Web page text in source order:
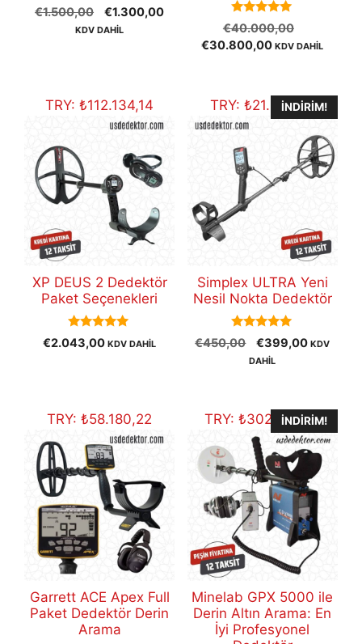
5.00
out of 5
€1.500,00
Orijinal
fiyat:
€1.300,00Şu
KDV DAHİL
5.00
out of 5
€40.000,00
fiyat:
€30.800,00Şu
€30.800,00.
KDV DAHİL
TRY:₺112.134,14
XP DEUS 2 Dedektör
Paket Seçenekleri
5.00
out of 5
€2.043,00 KDV DAHİL
TRY: ₺21.899,91
İNDIRIM!
Simplex ULTRA Yeni
Nesil Nokta Dedektör
5.00
out of 5
€450,00
Orijinal
fiyat:
€399,00Şu
KDV
DAHİL
TRY:₺58.180,22
Garrett ACE Apex Full
Paket Dedektör Derin
Arama
TRY: ₺302.427,37
İNDIRIM!
Minelab GPX 5000 ile
Derin Altın Arama: En
İyi Profesyonel